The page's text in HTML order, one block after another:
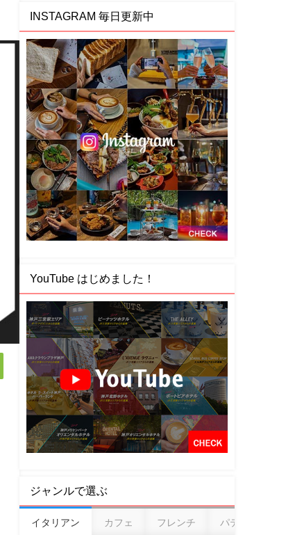
INSTAGRAM 毎日更新中
YouTube はじめました！
ジャンルで選ぶ
イタリアン カフェ フレンチ パティスリー